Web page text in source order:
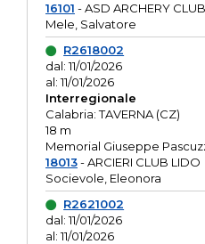
16101 - ASD ARCHERY
Mele, Salvatore
R2618002
dal: 11/01/2026
al: 11/01/2026
Interregionale
Calabria: TAVERNA (CZ)
18 m
Memorial Giuseppe
18013- ARCIERI CLUB LIDO
Socievole, Eleonora
R2621002
dal: 11/01/2026
al: 11/01/2026